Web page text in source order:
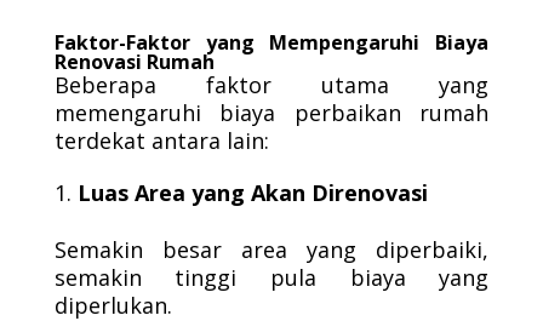
Faktor-Faktor yang Mempengaruhi Biaya
Renovasi Rumah
Beberapa faktor utama yang
memengaruhi biaya perbaikan rumah
terdekat antara lain:
Luas Area yang Akan Direnovasi
Semakin besar area yang diperbaiki,
semakin tinggi pula biaya yang
diperlukan.